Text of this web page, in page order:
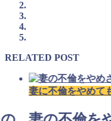
RELATED POST
妻に不倫をやめて